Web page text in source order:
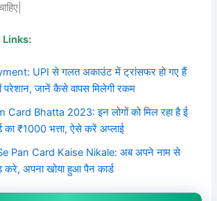
UPI से गलत अकाउंट में ट्रांसफर हो गए हैं
परेशान, जानें कैसे वापस मिलेगी रकम
Card Bhatta 2023: इन लोगों को मिल रहा है ई
का ₹1000 भत्ता, ऐसे करें अप्लाई
Pan Card Kaise Nikale: अब अपने नाम से
करे, अपना खोया हुआ पैन कार्ड